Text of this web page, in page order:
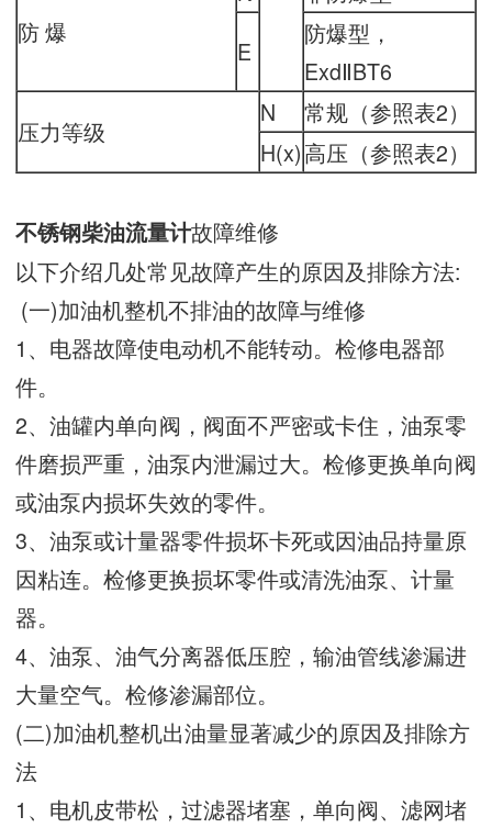
防 爆
E
防爆型，
ExdⅡBT6
压力等级
N
常规（参照表2）
H(x)高压（参照表2）
不锈钢柴油流量计故障维修
以下介绍几处常见故障产生的原因及排除方法:
(一)加油机整机不排油的故障与维修
1、电器故障使电动机不能转动。检修电器部
件。
2、油罐内单向阀，阀面不严密或卡住，油泵零
件磨损严重，油泵内泄漏过大。检修更换单向阀
或油泵内损坏失效的零件。
3、油泵或计量器零件损坏卡死或因油品持量原
因粘连。检修更换损坏零件或清洗油泵、计量
器。
4、油泵、油气分离器低压腔，输油管线渗漏进
大量空气。检修渗漏部位。
(二)加油机整机出油量显著减少的原因及排除方
法
1、电机皮带松，过滤器堵塞，单向阀、滤网堵